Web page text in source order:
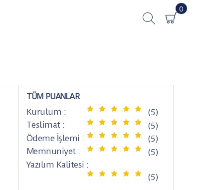
0
TÜM PUANLAR
Kurulum :
(5)
Teslimat :
(5)
Ödeme İşlemi :
(5)
Memnuniyet :
(5)
Yazılım Kalitesi :
(5)